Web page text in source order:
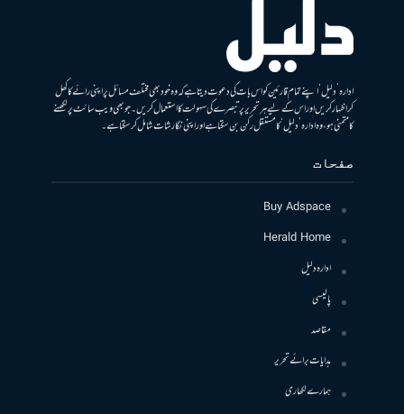
ادارہ ’دلیل‘ اپنے تمام قارئین کو اس بات کی دعوت دیتا ہے کہ وہ خود بھی مختلف مسائل پر اپنی رائے کا کھل
کر اظہار کریں اور اس کے لیے ہر تحریر پر تبصرے کی سہولت کا استعمال کریں۔ جو بھی ویب سائٹ پر لکھنے
کا متمنی ہو، وہ ادارہ ’دلیل‘ کا مستقل رکن بن سکتا ہے اور اپنی نگارشات شامل کرسکتا ہے۔
صفحات
Buy Adspace
Herald Home
ادارہ دلیل
پالیسی
مقاصد
ہدایات برائے تحریر
ہمارے لکھاری